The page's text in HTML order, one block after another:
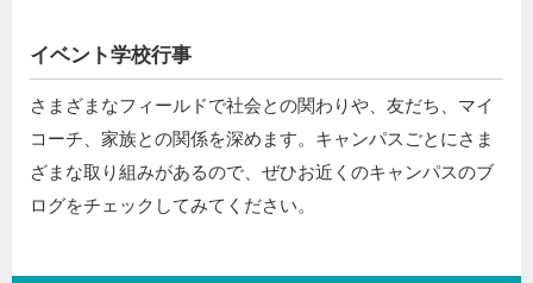
イベント学校行事
さまざまなフィールドで社会との関わりや、友だち、マイ
コーチ、家族との関係を深めます。キャンパスごとにさま
ざまな取り組みがあるので、ぜひお近くのキャンパスのブ
ログをチェックしてみてください。